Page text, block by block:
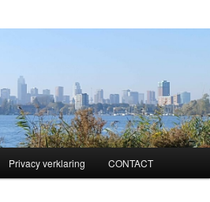
Privacy verklaring CONTACT